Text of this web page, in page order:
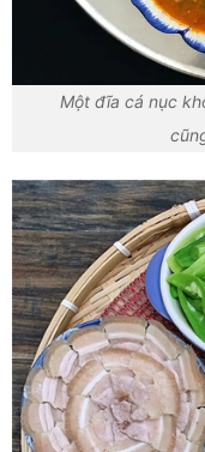
Một đĩa cá nục